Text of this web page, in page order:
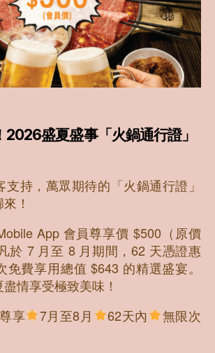
2026盛夏盛事「火鍋通行證」
持，萬眾期待的「火鍋通行證」
！
App 會員尊享價 $500（原價
於 7 月至 8 月期間，62 天憑證惠
免費享用總值 $643 的精選盛宴。
情享受極致美味！
享
7月至8月 62天內
無限次